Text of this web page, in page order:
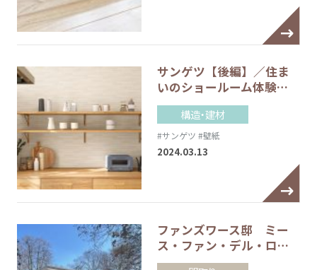
サンゲツ【後編】／住ま
いのショールーム体験…
構造・建材
#サンゲツ #壁紙
2024.03.13
ファンズワース邸 ミー
ス・ファン・デル・ロ…